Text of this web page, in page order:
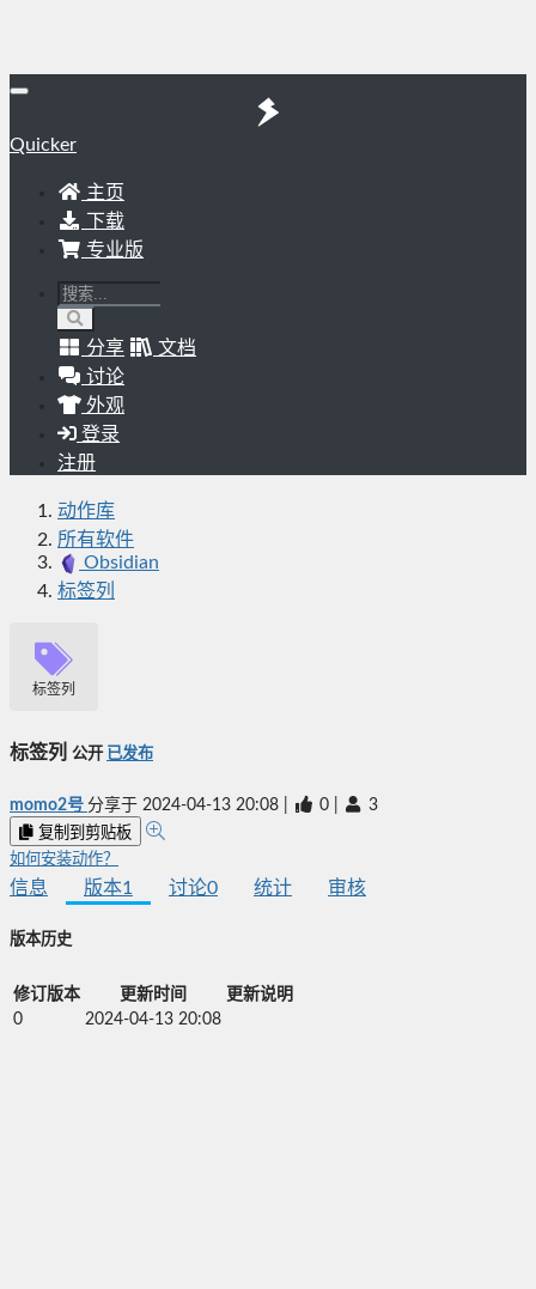
Quicker
主页
下载
专业版
分享
文档
讨论
外观
登录
注册
动作库
所有软件
Obsidian
标签列
标签列
标签列 公开 已发布
momo2号 分享于 2024-04-13 20:08 0 3
复制到剪贴板
如何安装动作？
信息 版本1 讨论0 统计 审核
版本历史
修订版本 更新时间
更新说明
0
2024-04-13 20:08